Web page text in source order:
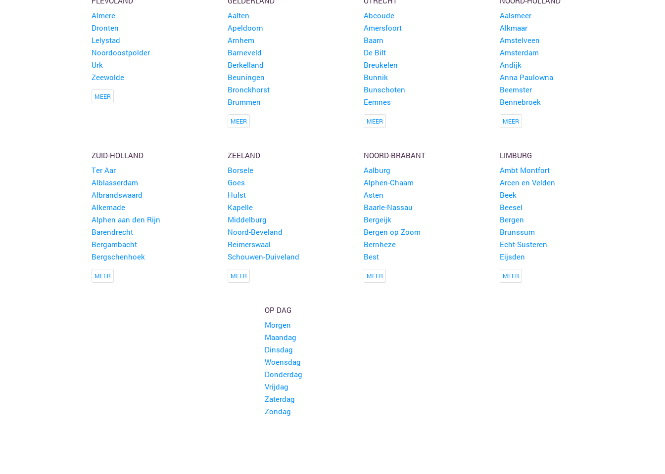
Almere
Dronten
Lelystad
Noordoostpolder
Urk
Zeewolde
MEER
Aalten
Apeldoorn
Arnhem
Barneveld
Berkelland
Beuningen
Bronckhorst
Brummen
MEER
Abcoude
Amersfoort
Baarn
De Bilt
Breukelen
Bunnik
Bunschoten
Eemnes
MEER
Aalsmeer
Alkmaar
Amstelveen
Amsterdam
Andijk
Anna Paulowna
Beemster
Bennebroek
MEER
ZUID-HOLLAND
Ter Aar
Alblasserdam
Albrandswaard
Alkemade
Alphen aan den Rijn
Barendrecht
Bergambacht
Bergschenhoek
MEER
ZEELAND
Borsele
Goes
Hulst
Kapelle
Middelburg
Noord-Beveland
Reimerswaal
Schouwen-Duiveland
MEER
NOORD-BRABANT
Aalburg
Alphen-Chaam
Asten
Baarle-Nassau
Bergeijk
Bergen op Zoom
Bernheze
Best
MEER
LIMBURG
Ambt Montfort
Arcen en Velden
Beek
Beesel
Bergen
Brunssum
Echt-Susteren
Eijsden
MEER
OP DAG
Morgen
Maandag
Dinsdag
Woensdag
Donderdag
Vrijdag
Zaterdag
Zondag